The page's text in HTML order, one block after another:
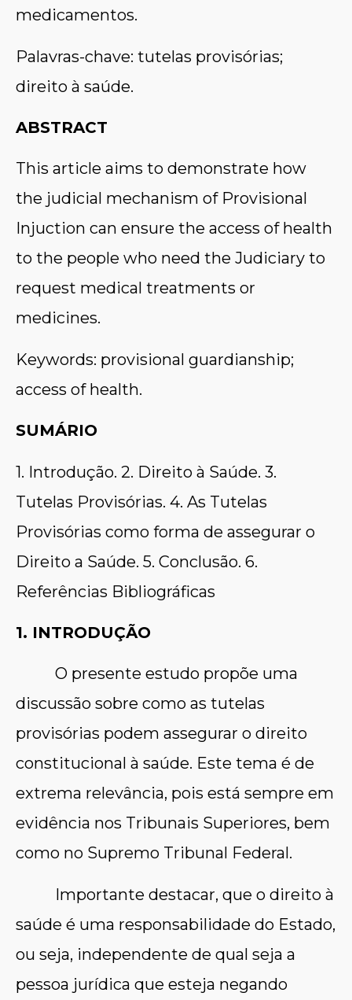
medicamentos.
Palavras-chave: tutelas provisórias;
direito à saúde.
ABSTRACT
This article aims to demonstrate how
the judicial mechanism of Provisional
Injuction can ensure the access of health
to the people who need the Judiciary to
request medical treatments or
medicines.
Keywords: provisional guardianship;
access of health.
SUMÁRIO
1. Introdução. 2. Direito à Saúde. 3.
Tutelas Provisórias. 4. As Tutelas
Provisórias como forma de assegurar o
Direito a Saúde. 5. Conclusão. 6.
Referências Bibliográficas
1. INTRODUÇÃO
O presente estudo propõe uma
discussão sobre como as tutelas
provisórias podem assegurar o direito
constitucional à saúde. Este tema é de
extrema relevância, pois está sempre em
evidência nos Tribunais Superiores, bem
como no Supremo Tribunal Federal.
Importante destacar, que o direito à
saúde é uma responsabilidade do Estado,
ou seja, independente de qual seja a
pessoa jurídica que esteja negando